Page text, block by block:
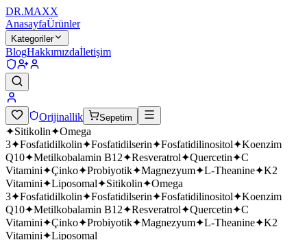
DR.MAXX
AnasayfaÜrünler
Kategoriler
BlogHakkımızdaİletişim
Orijinallik Sepetim
✦Sitikolin✦Omega
3✦Fosfatidilkolin✦Fosfatidilserin✦Fosfatidilinositol✦Koenzim
Q10✦Metilkobalamin B12✦Resveratrol✦Quercetin✦C
Vitamini✦Çinko✦Probiyotik✦Magnezyum✦L-Theanine✦K2
Vitamini✦Liposomal✦Sitikolin✦Omega
3✦Fosfatidilkolin✦Fosfatidilserin✦Fosfatidilinositol✦Koenzim
Q10✦Metilkobalamin B12✦Resveratrol✦Quercetin✦C
Vitamini✦Çinko✦Probiyotik✦Magnezyum✦L-Theanine✦K2
Vitamini✦Liposomal